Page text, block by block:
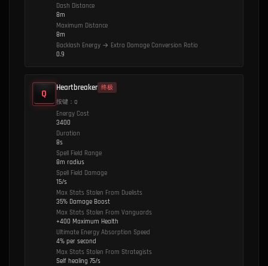
Dash Distance
8m
Maximum Distance
8m
Backlash Energy → Extra Damage Conversion Ratio
0.9
Q Heartbreaker 终极
按键：Q
Energy Cost
3400
Duration
8s
Spell Field Range
8m radius
Spell Field Damage
15/s
Max Stats Stolen From Duelists
35% Damage Boost
Max Stats Stolen From Vanguards
+400 Maximum Health
Ultimate Energy Absorption Speed
4% per second
Max Stats Stolen From Strategists
Self healing 75/s